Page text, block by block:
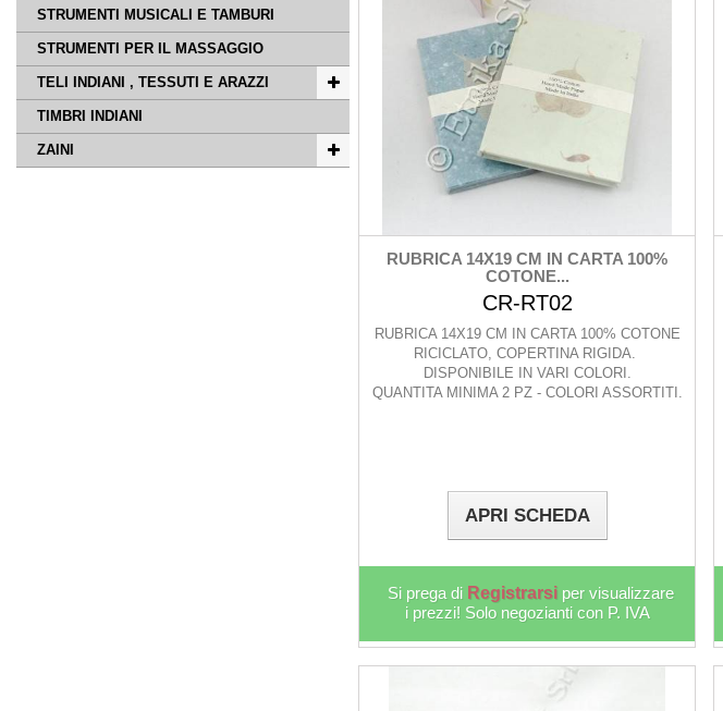
STRUMENTI MUSICALI E TAMBURI
STRUMENTI PER IL MASSAGGIO
TELI INDIANI , TESSUTI E ARAZZI
TIMBRI INDIANI
ZAINI
RUBRICA 14X19 CM IN CARTA 100%
COTONE...
CR-RT02
RUBRICA 14X19 CM IN CARTA 100% COTONE
RICICLATO, COPERTINA RIGIDA.
DISPONIBILE IN VARI COLORI.
QUANTITA MINIMA 2 PZ - COLORI ASSORTITI.
APRI SCHEDA
Si prega di Registrarsi per visualizzare
i prezzi! Solo negozianti con P. IVA